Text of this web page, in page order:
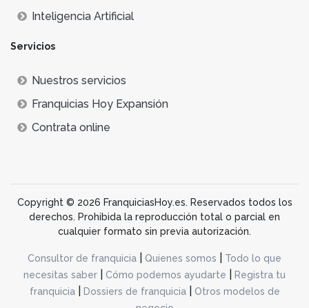
Inteligencia Artificial
Servicios
Nuestros servicios
Franquicias Hoy Expansión
Contrata online
Copyright © 2026 FranquiciasHoy.es. Reservados todos los
derechos. Prohibida la reproducción total o parcial en
cualquier formato sin previa autorización.
Consultor de franquicia Quienes somos
Todo lo que
necesitas saber
Cómo podemos ayudarte
Registra tu
franquicia| Dossiers de franquicia|
Otros modelos de